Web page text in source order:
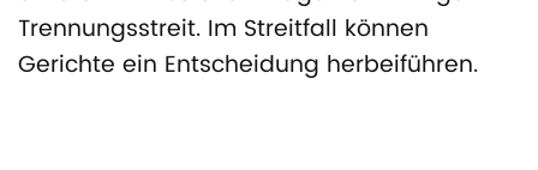
Trennungsstreit. Im Streitfall können
Gerichte ein Entscheidung herbeiführen.